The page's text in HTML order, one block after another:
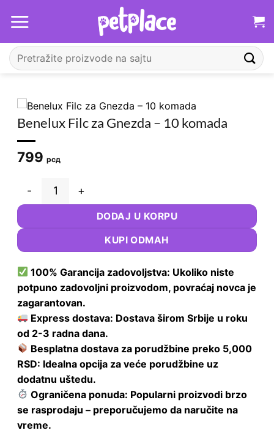
Претрага
за:
Benelux Filc za Gnezda – 10 komada
799 рсд
Benelux Filc za Gnezda – 10 komada количина
DODAJ U KORPU
KUPI ODMAH
100% Garancija zadovoljstva: Ukoliko niste
potpuno zadovoljni proizvodom, povraćaj novca je
zagarantovan.
Express dostava: Dostava širom Srbije u roku
od 2-3 radna dana.
Besplatna dostava za porudžbine preko 5,000
RSD: Idealna opcija za veće porudžbine uz
dodatnu uštedu.
Ograničena ponuda: Popularni proizvodi brzo
se rasprodaju – preporučujemo da naručite na
vreme.